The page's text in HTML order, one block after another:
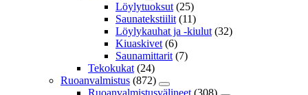
Löylytuoksut (25)
Saunatekstiilit (11)
Löylykauhat ja -kiulut (32)
Kiuaskivet (6)
Saunamittarit (7)
Tekokukat (24)
Ruoanvalmistus (872)